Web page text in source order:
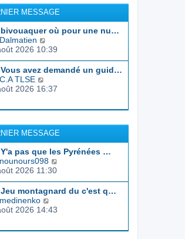
r
l
e
d
n
i
e
s
a
e
u
l
e
r
l
e
d
r
i
r
e
s
s
e
MESSAGE
bivouaquer où pour une nu…
Dalmatien
o
s
l
l
e
d
e
r
n
i
e
r
m
2026 10:39
Vous avez demandé un guid…
C.A TLSE
o
l
t
e
r
l
e
d
e
r
n
e
2026 16:37
MESSAGE
Y'a pas que les Pyrénées …
nounours098
s
2026 11:30
Jeu montagnard du c'est q…
medinenko
o
2026 14:43